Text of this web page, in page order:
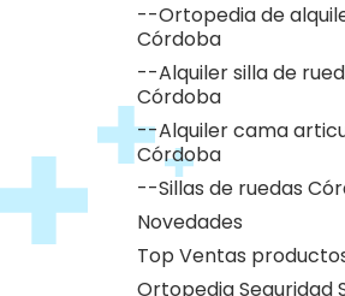
--Ortopedia de
Córdoba
--Alquiler silla de
Córdoba
--Alquiler cama
Córdoba
--Sillas de ruedas
Novedades
Top Ventas
Ortopedia Seguridad